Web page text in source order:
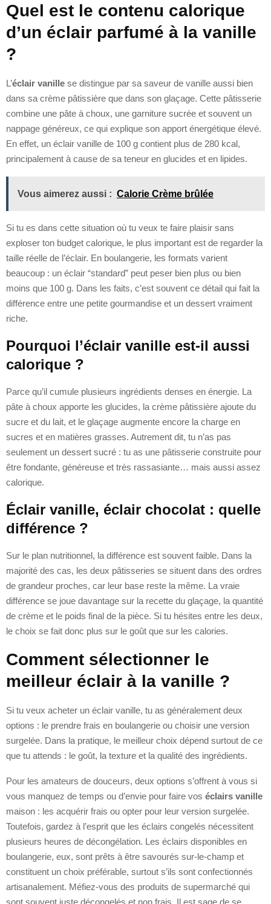
Quel est le contenu calorique
d’un éclair parfumé à la vanille
?
L’éclair vanille se distingue par sa saveur de vanille aussi bien
dans sa crème pâtissière que dans son glaçage. Cette pâtisserie
combine une pâte à choux, une garniture sucrée et souvent un
nappage généreux, ce qui explique son apport énergétique élevé.
En effet, un éclair vanille de 100 g contient plus de 280 kcal,
principalement à cause de sa teneur en glucides et en lipides.
Vous aimerez aussi : Calorie Crème brûlée
Si tu es dans cette situation où tu veux te faire plaisir sans
exploser ton budget calorique, le plus important est de regarder la
taille réelle de l’éclair. En boulangerie, les formats varient
beaucoup : un éclair “standard” peut peser bien plus ou bien
moins que 100 g. Dans les faits, c’est souvent ce détail qui fait la
différence entre une petite gourmandise et un dessert vraiment
riche.
Pourquoi l’éclair vanille est-il aussi
calorique ?
Parce qu’il cumule plusieurs ingrédients denses en énergie. La
pâte à choux apporte les glucides, la crème pâtissière ajoute du
sucre et du lait, et le glaçage augmente encore la charge en
sucres et en matières grasses. Autrement dit, tu n’as pas
seulement un dessert sucré : tu as une pâtisserie construite pour
être fondante, généreuse et très rassasiante… mais aussi assez
calorique.
Éclair vanille, éclair chocolat : quelle
différence ?
Sur le plan nutritionnel, la différence est souvent faible. Dans la
majorité des cas, les deux pâtisseries se situent dans des ordres
de grandeur proches, car leur base reste la même. La vraie
différence se joue davantage sur la recette du glaçage, la quantité
de crème et le poids final de la pièce. Si tu hésites entre les deux,
le choix se fait donc plus sur le goût que sur les calories.
Comment sélectionner le
meilleur éclair à la vanille ?
Si tu veux acheter un éclair vanille, tu as généralement deux
options : le prendre frais en boulangerie ou choisir une version
surgelée. Dans la pratique, le meilleur choix dépend surtout de ce
que tu attends : le goût, la texture et la qualité des ingrédients.
Pour les amateurs de douceurs, deux options s’offrent à vous si
vous manquez de temps ou d’envie pour faire vos éclairs vanille
maison : les acquérir frais ou opter pour leur version surgelée.
Toutefois, gardez à l’esprit que les éclairs congelés nécessitent
plusieurs heures de décongélation. Les éclairs disponibles en
boulangerie, eux, sont prêts à être savourés sur-le-champ et
constituent un choix préférable, surtout s’ils sont confectionnés
artisanalement. Méfiez-vous des produits de supermarché qui
sont souvent juste décongelés et non frais. Il est sage de se